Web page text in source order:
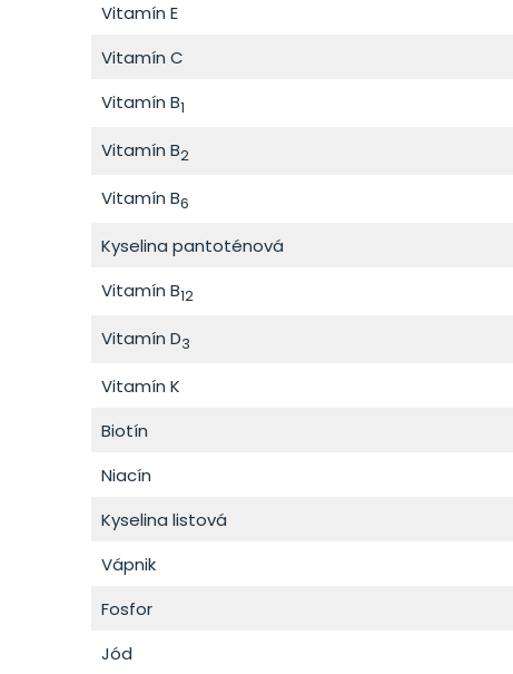
Vitamín E
Vitamín C
Vitamín B1
Vitamín B2
Vitamín B6
Kyselina pantoténová
Vitamín B12
Vitamín D3
Vitamín K
Biotín
Niacín
Kyselina listová
Vápnik
Fosfor
Jód